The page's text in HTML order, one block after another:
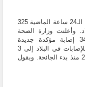
سجلت السلطات الصحية في المكسيك خلال الـ24 ساعة الماضية 325
وأعلنت وزارة الصحة
المكسيكية، اليوم الأحد، عن تسجيل 3478 إصابة مؤكدة جديدة
بالفيروس، ليرتفع العدد الرسمي الإجمالي للإصابات في البلاد إلى 3
ملايين و805765 إصابة، والوفيات إلى 288276 منذ بدء الجائحة. ويقول